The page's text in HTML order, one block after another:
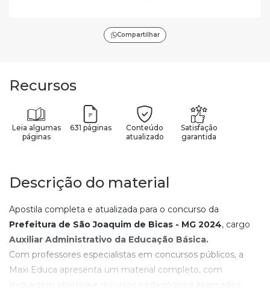
Compartilhar
Recursos
Leia algumas
páginas
631 páginas
Conteúdo
atualizado
Satisfação
garantida
Descrição do material
Apostila completa e atualizada para o concurso da
Prefeitura de São Joaquim de Bicas - MG 2024, cargo
Auxiliar Administrativo da Educação Básica.
Com professores especialistas em concursos públicos, a
Maxi Educa apresenta um material completo, com
linguagem objetiva e recursos pedagógicos avançados.